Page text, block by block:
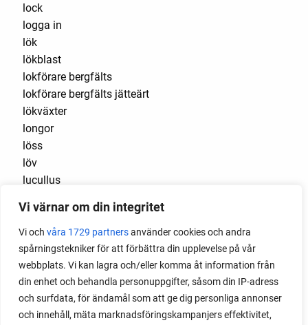
Vi värnar om din integritet
Vi och våra 1729 partnersanvänder cookies och andra
spårningstekniker för att förbättra din upplevelse på vår
webbplats. Vi kan lagra och/eller komma åt information från
din enhet och behandla personuppgifter, såsom din IP-adress
och surfdata, för ändamål som att ge dig personliga annonser
och innehåll, mäta marknadsföringskampanjers effektivitet,
lock
logga in
lök
lökblast
lokförare bergfälts
lokförare bergfälts jätteärt
lökväxter
longor
löss
löv
lucullus
luktärt
luktärter
Luleå
maché
majrova
majs
majskolvar